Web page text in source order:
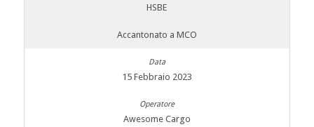
HSBE
Accantonato a MCO
15 Febbraio 2023
Awesome Cargo